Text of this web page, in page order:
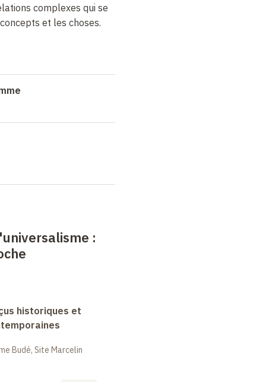
complexes qui se
et les choses.
:
historiques et
Budé, Site Marcelin